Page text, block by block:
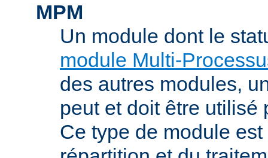
MPM
Un module dont le
module Multi-
des autres modules,
peut et doit être utilisé
Ce type de module